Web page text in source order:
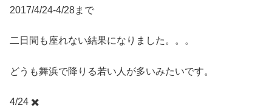
2017/4/24-4/28まで
二日間も座れない結果になりました。。。
どうも舞浜で降りる若い人が多いみたいです。
4/24 ✖️